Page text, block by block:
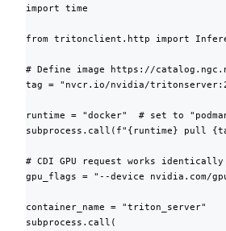
import time
from tritonclient.http import
# Define image https://
tag = "nvcr.io/nvidia/
runtime = "docker"  # set to
subprocess.call(f"{runtime} pull
# CDI GPU request works identically
gpu_flags = "--device nvidia.com/
container_name = "triton_server"
subprocess.call(